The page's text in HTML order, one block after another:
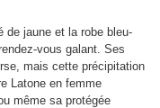
de jaune et la robe bleu-
vous galant. Ses
mais cette précipitation
Latone en femme
même sa protégée